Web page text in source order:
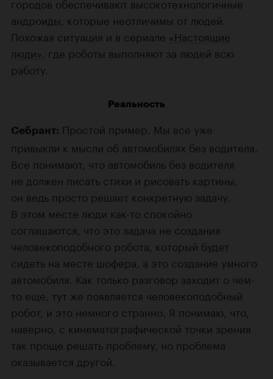
городов обеспечивают высокотехнологичные
андроиды, которые неотличимы от людей.
Похожая ситуация и в сериале «Настоящие
люди», где роботы выполняют за людей всю
работу.
Реальность
Себрант: Простой пример. Мы все уже
привыкли к мысли об автомобилях без водителя.
Все понимают, что автомобиль без водителя
не должен писать стихи и рисовать картины,
он ведь просто решает конкретную задачу.
В этом месте люди как-то спокойно
соглашаются, что это задача не создания
человекоподобного робота, который будет
сидеть на месте шофера, а это создание умного
автомобиля. Как только разговор заходит о чем-
то еще, тут же появляется человекоподобный
робот, и это немного странно. Я понимаю, что,
наверно, с кинематографической точки зрения
так проще решать проблему, но проблема
оказывается другой.